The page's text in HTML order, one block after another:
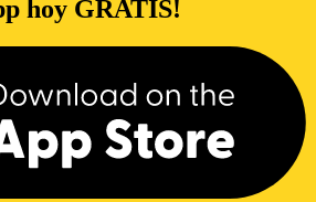
hoy GRATIS!